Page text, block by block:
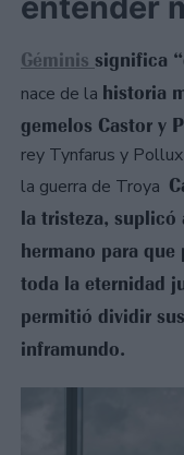
Géminis significa
nace de la historia
gemelos Castor y
rey Tynfarus y
la guerra de Troya
la tristeza, suplicó
hermano para
toda la eternidad
permitió dividir
inframundo.